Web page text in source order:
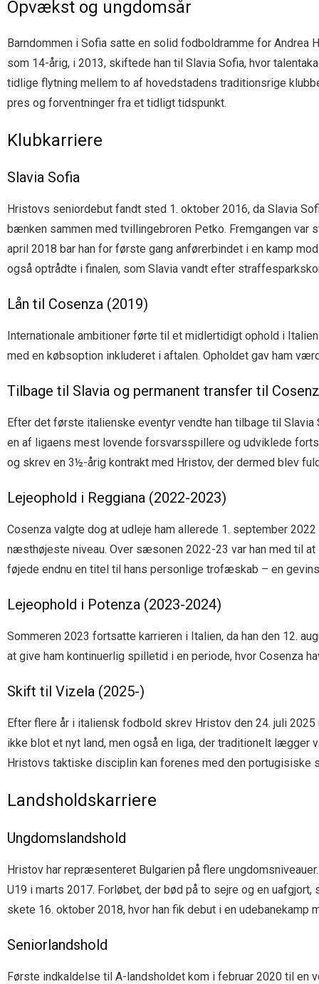
Opvækst og ungdomsår
Barndommen i Sofia satte en solid fodboldramme for
som 14-årig, i 2013, skiftede han til Slavia Sofia, hvor
tidlige flytning mellem to af hovedstadens traditionsrige
pres og forventninger fra et tidligt tidspunkt.
Klubkarriere
Slavia Sofia
Hristovs seniordebut fandt sted 1. oktober 2016, da Slavia
bænken sammen med tvillingebroren Petko. Fremgangen var
april 2018 bar han for første gang anførerbindet i en kamp
også optrådte i finalen, som Slavia vandt efter
Lån til Cosenza (2019)
Internationale ambitioner førte til et midlertidigt ophold i
med en købsoption inkluderet i aftalen. Opholdet gav ham
Tilbage til Slavia og permanent transfer til
Efter det første italienske eventyr vendte han tilbage til
en af ligaens mest lovende forsvarsspillere og udviklede
og skrev en 3½-årig kontrakt med Hristov, der dermed blev
Lejeophold i Reggiana (2022-2023)
Cosenza valgte dog at udleje ham allerede 1. september
næsthøjeste niveau. Over sæsonen 2022-23 var han med til
føjede endnu en titel til hans personlige trofæskab – en
Lejeophold i Potenza (2023-2024)
Sommeren 2023 fortsatte karrieren i Italien, da han den 12.
at give ham kontinuerlig spilletid i en periode, hvor Cosenza
Skift til Vizela (2025-)
Efter flere år i italiensk fodbold skrev Hristov den 24. juli
ikke blot et nyt land, men også en liga, der traditionelt
Hristovs taktiske disciplin kan forenes med den portugisiske
Landsholdskarriere
Ungdomslandshold
Hristov har repræsenteret Bulgarien på flere
U19 i marts 2017. Forløbet, der bød på to sejre og en
skete 16. oktober 2018, hvor han fik debut i en udebanekamp
Seniorlandshold
Første indkaldelse til A-landsholdet kom i februar 2020 til en